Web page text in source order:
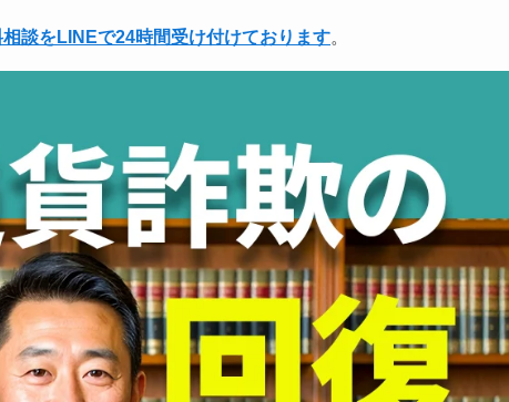
談をLINEで24時間受け付けております。